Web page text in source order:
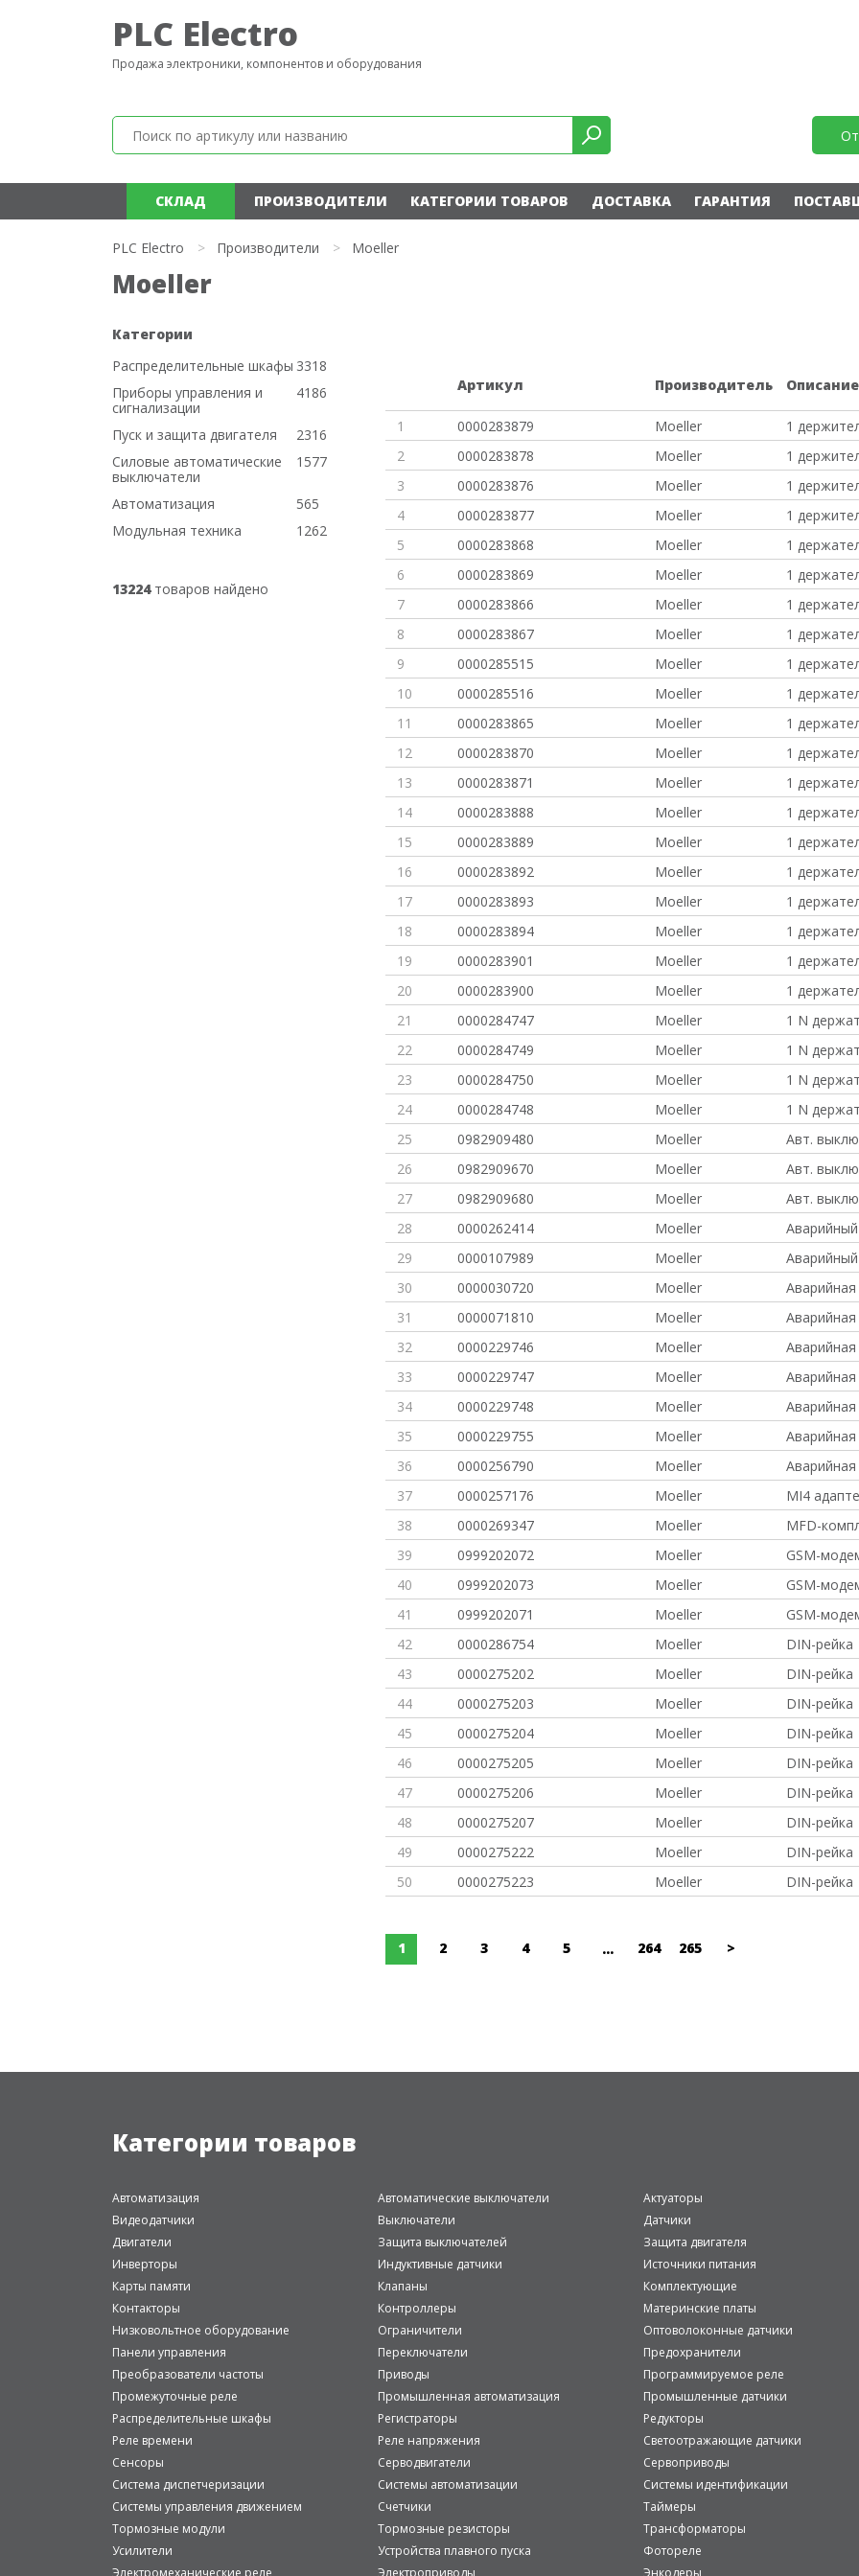
PLC Electro
Продажа электроники, компонентов и оборудования
СКЛАД ПРОИЗВОДИТЕЛИ КАТЕГОРИИ ТОВАРОВ ДОСТАВКА ГАРАНТИЯ
PLC Electro > Производители > Moeller
Moeller
Категории
Распределительные шкафы 3318
Приборы управления и
сигнализации
4186
Пуск и защита двигателя
2316
Силовые автоматические
выключатели
1577
Автоматизация
565
Модульная техника
1262
13224товаров найдено
Артикул Производитель Описание
1 0000283879 Moeller
1
2
0000283878 Moeller
1
3
0000283876 Moeller
1
4
0000283877 Moeller
1
5
0000283868 Moeller
1
6
0000283869 Moeller
1
7
0000283866 Moeller
1
8
0000283867 Moeller
1
9
0000285515 Moeller
1
10
0000285516 Moeller
1
11
0000283865 Moeller
1
12
0000283870 Moeller
1
13
0000283871 Moeller
1
14
0000283888 Moeller
1
15
0000283889 Moeller
1
16
0000283892 Moeller
1
17
0000283893 Moeller
1
18
0000283894 Moeller
1
19
0000283901 Moeller
1
20
0000283900 Moeller
1
21
0000284747 Moeller
1 N
22
0000284749 Moeller
1 N
23
0000284750 Moeller
1 N
24
0000284748 Moeller
1 N
25
0982909480 Moeller
Авт.
26
0982909670 Moeller
Авт.
27
0982909680 Moeller
Авт.
28
0000262414 Moeller
29
0000107989 Moeller
30
0000030720 Moeller
31
0000071810 Moeller
32
0000229746 Moeller
33
0000229747 Moeller
34
0000229748 Moeller
35
0000229755 Moeller
36
0000256790 Moeller
37
0000257176 Moeller
MI4
38
0000269347 Moeller
MFD-
39
0999202072 Moeller
GSM-
40
0999202073 Moeller
GSM-
41
0999202071 Moeller
GSM-
42
0000286754 Moeller
DIN-рейка
43
0000275202 Moeller
DIN-рейка
44
0000275203 Moeller
DIN-рейка
45
0000275204 Moeller
DIN-рейка
46
0000275205 Moeller
DIN-рейка
47
0000275206 Moeller
DIN-рейка
48
0000275207 Moeller
DIN-рейка
49
0000275222 Moeller
DIN-рейка
50
0000275223 Moeller DIN-рейка
1 2 3 4 5 ... 264 265 >
Категории товаров
Автоматизация Автоматические выключатели
Актуаторы
Видеодатчики
Выключатели
Датчики
Двигатели
Защита выключателей
Защита двигателя
Инверторы
Индуктивные датчики
Источники питания
Карты памяти
Клапаны
Комплектующие
Контакторы
Контроллеры
Материнские платы
Низковольтное оборудование
Ограничители
Оптоволоконные датчики
Панели управления
Переключатели
Предохранители
Преобразователи частоты
Приводы
Программируемое реле
Промежуточные реле
Промышленная автоматизация
Промышленные датчики
Распределительные шкафы
Регистраторы
Редукторы
Реле времени
Реле напряжения
Светоотражающие датчики
Сенсоры
Серводвигатели
Сервоприводы
Система диспетчеризации
Системы автоматизации
Системы идентификации
Системы управления движением
Счетчики
Таймеры
Тормозные модули
Тормозные резисторы
Трансформаторы
Усилители
Устройства плавного пуска
Фотореле
Электромеханические реле
Электроприводы Энкодеры